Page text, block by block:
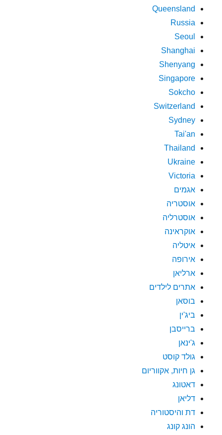
Queensland
Russia
Seoul
Shanghai
Shenyang
Singapore
Sokcho
Switzerland
Sydney
Tai'an
Thailand
Ukraine
Victoria
אגמים
אוסטריה
אוסטרליה
אוקראינה
איטליה
אירופה
ארליאן
אתרים לילדים
בוסאן
ביג'ין
ברייסבן
ג'ינאן
גולד קוסט
גן חיות, אקווריום
דאטונג
דליאן
דת והיסטוריה
הונג קונג